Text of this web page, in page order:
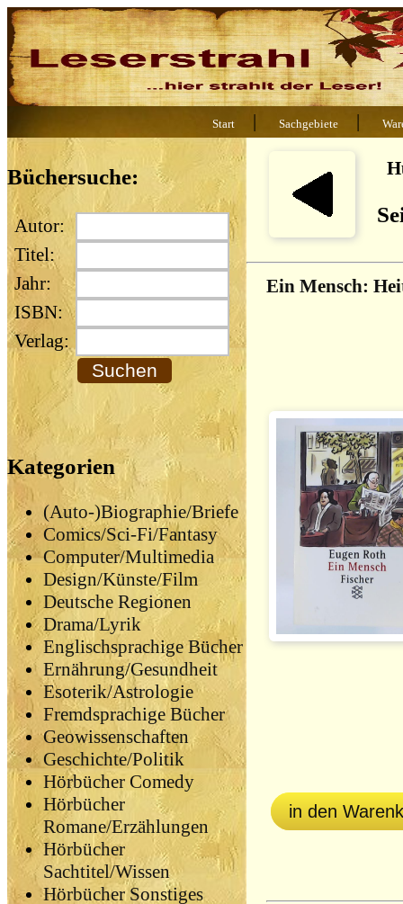
Start| Sachgebiete|
Büchersuche:
Autor:
Titel:
Jahr:
ISBN:
Verlag:
Kategorien
(Auto-)Biographie/Briefe
Comics/Sci-Fi/Fantasy
Computer/Multimedia
Design/Künste/Film
Deutsche Regionen
Drama/Lyrik
Englischsprachige Bücher
Ernährung/Gesundheit
Esoterik/Astrologie
Fremdsprachige Bücher
Geowissenschaften
Geschichte/Politik
Hörbücher Comedy
Hörbücher
Romane/Erzählungen
Hörbücher
Sachtitel/Wissen
Hörbücher Sonstiges
Ein Mensch:
in den